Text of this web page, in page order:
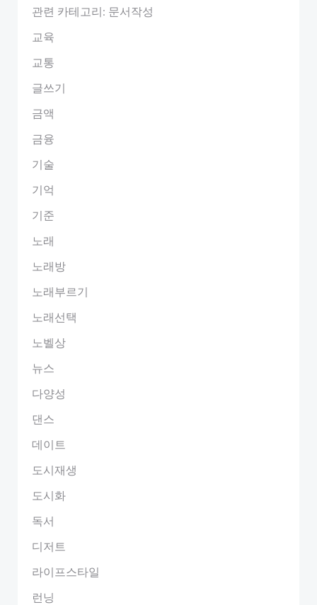
관련 카테고리: 문서작성
교육
교통
글쓰기
금액
금융
기술
기억
기준
노래
노래방
노래부르기
노래선택
노벨상
뉴스
다양성
댄스
데이트
도시재생
도시화
독서
디저트
라이프스타일
런닝